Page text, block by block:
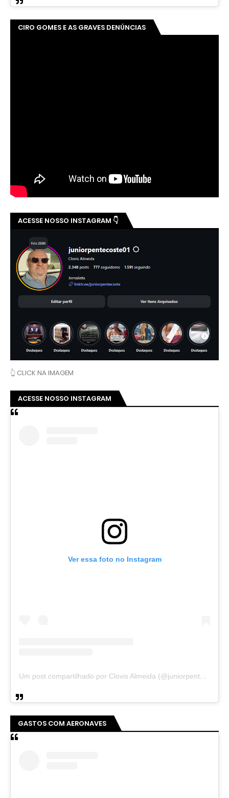
CIRO GOMES E AS GRAVES DENÚNCIAS
ACESSE NOSSO INSTAGRAM 👇
👆 CLICK NA IMAGEM
ACESSE NOSSO INSTAGRAM
Ver essa foto no Instagram
Um post compartilhado por Clovis Almeida (@juniorpentecoste01)
GASTOS COM AERONAVES